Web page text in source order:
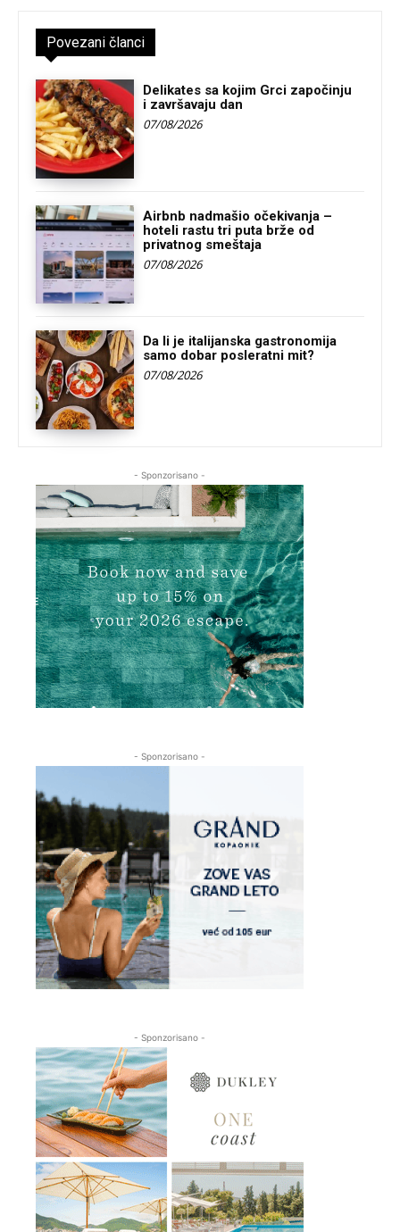
Povezani članci
Delikates sa kojim Grci započinju
i završavaju dan
07/08/2026
Airbnb nadmašio očekivanja –
hoteli rastu tri puta brže od
privatnog smeštaja
07/08/2026
Da li je italijanska gastronomija
samo dobar posleratni mit?
07/08/2026
- Sponzorisano -
- Sponzorisano -
- Sponzorisano -